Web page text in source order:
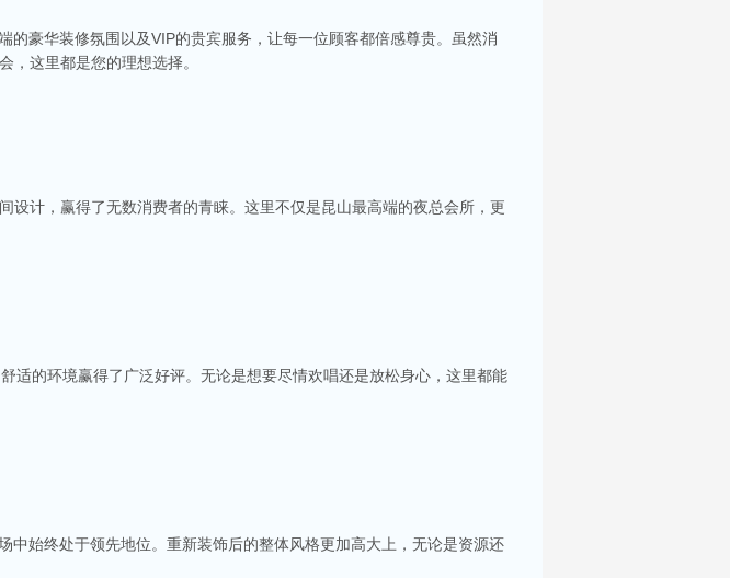
豪华装修氛围以及VIP的贵宾服务，让每一位顾客都倍感尊贵。虽然消
，这里都是您的理想选择。
计，赢得了无数消费者的青睐。这里不仅是昆山最高端的夜总会所，更
适的环境赢得了广泛好评。无论是想要尽情欢唱还是放松身心，这里都能
始终处于领先地位。重新装饰后的整体风格更加高大上，无论是资源还